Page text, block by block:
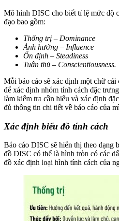
Mô hình DISC cho biết tỉ lệ mức độ
đạo bao gồm:
Thống trị – Dominance
Ảnh hưởng – Influence
Ổn định – Steadiness
Tuân thủ – Conscientiousness.
Mỗi báo cáo sẽ xác định một chữ cái
để xác định nhóm tính cách đặc
làm kiểm tra cần hiểu và xác định
đủ thông tin chi tiết về báo cáo của
Xác định biểu đồ tính cách
Báo cáo DISC sẽ hiển thị theo dạng
đồ DISC có thể là hình tròn có các
đồ xác định loại hình tính cách của